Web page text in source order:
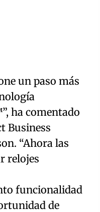
un paso más
ha comentado
Business
“Ahora las
relojes
funcionalidad
de